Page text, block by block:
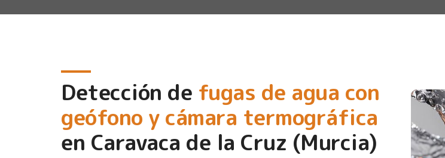
Detección de fugas de agua con
geófono y cámara termográfica
en Caravaca de la Cruz (Murcia)